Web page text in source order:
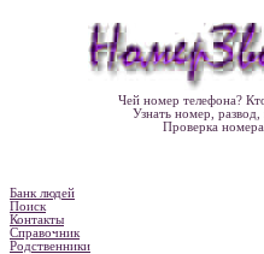
Чей номер телефона?
Узнать номер,
Проверка
Банк людей
Поиск
Контакты
Справочник
Родственники